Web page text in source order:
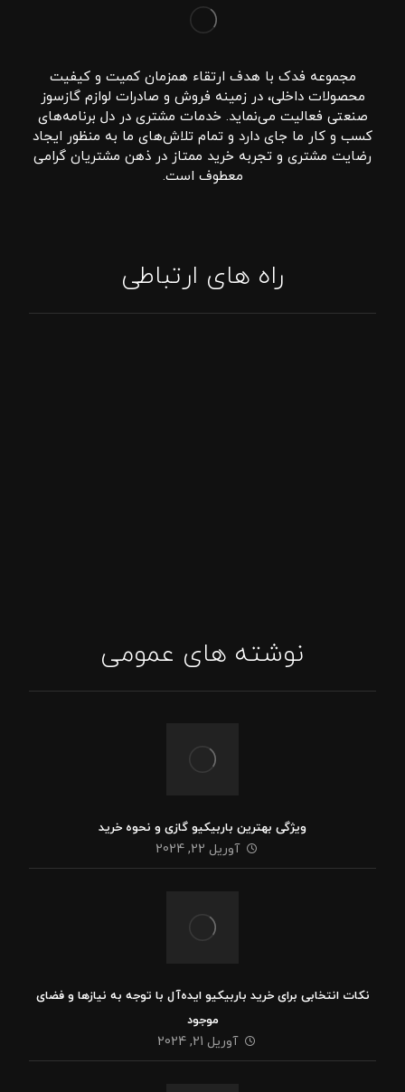
مجموعه فدک با هدف ارتقاء همزمان کمیت و کیفیت
محصولات داخلی، در زمینه فروش و صادرات لوازم گازسوز
صنعتی فعالیت می‌نماید. خدمات مشتری در دل برنامه‌های
کسب و کار ما جای دارد و تمام تلاش‌های ما به منظور ایجاد
رضایت مشتری و تجربه خرید ممتاز در ذهن مشتریان گرامی
معطوف است.
راه های ارتباطی
نوشته های عمومی
ویژگی بهترین باربیکیو گازی و نحوه خرید
آوریل 22, 2024
نکات انتخابی برای خرید باربیکیو ایده‌آل با توجه به نیازها و فضای
موجود
آوریل 21, 2024